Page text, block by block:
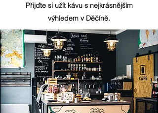
Přijďte si užít kávu s nejkrásnějším
výhledem v Děčíně.